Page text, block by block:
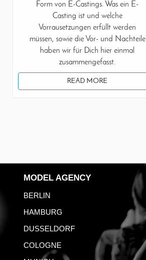
Form von E-Castings. Was ein E-
Casting ist und welche
Vorrausetzungen erfüllt werden
müssen, sowie die Vor- und Nachteile
haben wir für Dich hier einmal
zusammengefasst.
READ MORE
MODEL AGENCY
BERLIN
HAMBURG
DUSSELDORF
COLOGNE